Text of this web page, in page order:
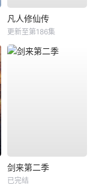
凡人修仙传
更新至第186集
剑来第二季
已完结